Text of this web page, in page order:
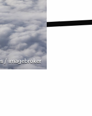
/ imagebroker